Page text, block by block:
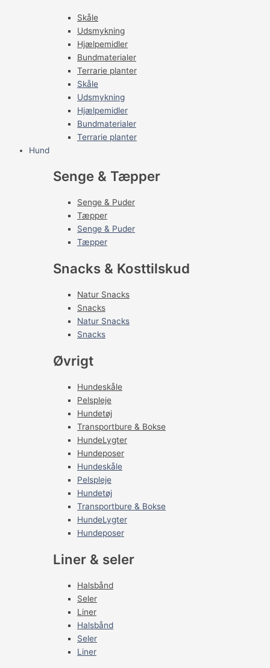
Skåle
Udsmykning
Hjælpemidler
Bundmaterialer
Terrarie planter
Skåle
Udsmykning
Hjælpemidler
Bundmaterialer
Terrarie planter
Hund
Senge & Tæpper
Senge & Puder
Tæpper
Senge & Puder
Tæpper
Snacks & Kosttilskud
Natur Snacks
Snacks
Natur Snacks
Snacks
Øvrigt
Hundeskåle
Pelspleje
Hundetøj
Transportbure & Bokse
HundeLygter
Hundeposer
Hundeskåle
Pelspleje
Hundetøj
Transportbure & Bokse
HundeLygter
Hundeposer
Liner & seler
Halsbånd
Seler
Liner
Halsbånd
Seler
Liner